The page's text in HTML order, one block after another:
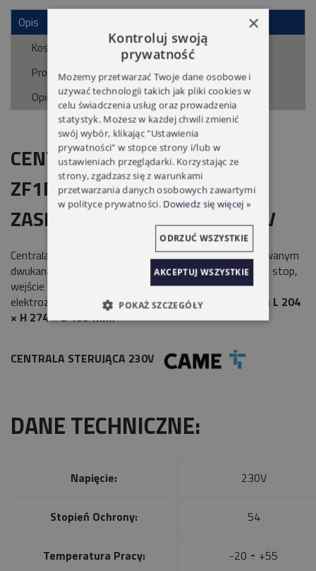
Opis
Koszty dostawy
Cena nie zawiera ewentualnych kosztów płatności
Produkty powiązane
Opinie o produkcie (0)
CENTRALA STERUJĄCA CAME
ZF1N DO SIŁOWNIKÓW
ZASILANYCH NAPIĘCIEM 230 V
Centrala sterująca do bram 2-skrzydłowychz wbudowanym
dwukanałowym dekoderem radiowym. Posiada funkcję stop,
wejście na jedną linię fotokomórek oraz wyjście na
elektrozamek. Obudowa wykonana z ABS o wymiarach L 204
× H 274 × D 133 mm.
CENTRALA STERUJĄCA 230V
DANE TECHNICZNE:
Napięcie: 230V
Stopień Ochrony: 54
Temperatura Pracy: -20 ÷ +55
×
Kontroluj swoją
prywatność
Możemy przetwarzać Twoje dane osobowe i
używać technologii takich jak pliki cookies w
celu świadczenia usług oraz prowadzenia
statystyk. Możesz w każdej chwili zmienić
swój wybór, klikając "Ustawienia
prywatności" w stopce strony i/lub w
ustawieniach przeglądarki. Korzystając ze
strony, zgadzasz się z warunkami
przetwarzania danych osobowych zawartymi
w polityce prywatności. Dowiedz się więcej »
AKCEPTUJ WSZYSTKIE
ODRZUĆ WSZYSTKIE
POKAŻ SZCZEGÓŁY